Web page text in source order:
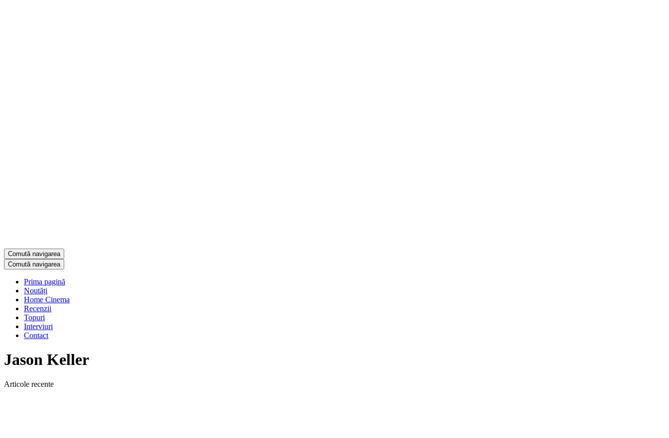
Comută navigarea
Comută navigarea
Prima pagină
Noutăți
Home Cinema
Recenzii
Topuri
Interviuri
Contact
Jason Keller
Articole recente